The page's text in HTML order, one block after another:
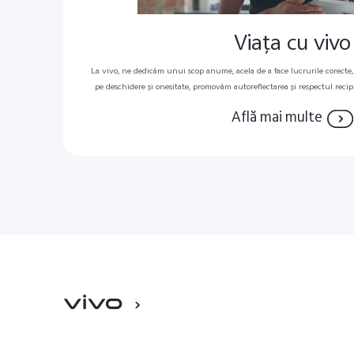
Viața cu vivo
La vivo, ne dedicăm unui scop anume, acela de a face lucrurile
pe deschidere și onesitate, promovăm autoreflectarea și respectul
pot oferi tot ce au mai bun și pot atinge un nivel
Află mai multe